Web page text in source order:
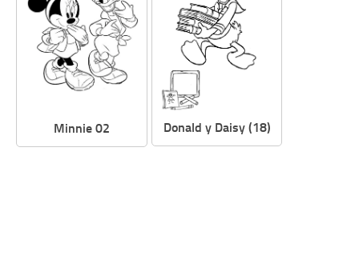
Minnie 02 Donald y Daisy (18)